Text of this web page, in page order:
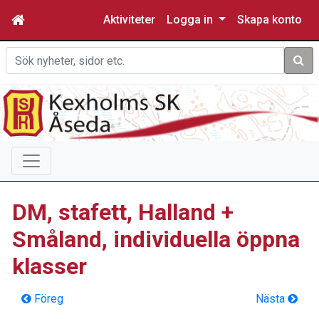
Aktiviteter Logga in Skapa konto
Sök
DM, stafett, Halland +
Småland, individuella öppna
klasser
Föreg Nästa